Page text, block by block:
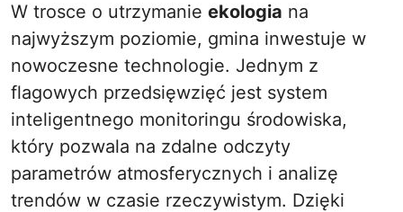
W trosce o utrzymanie ekologia na
najwyższym poziomie, gmina inwestuje w
nowoczesne technologie. Jednym z
flagowych przedsięwzięć jest system
inteligentnego monitoringu środowiska,
który pozwala na zdalne odczyty
parametrów atmosferycznych i analizę
trendów w czasie rzeczywistym. Dzięki